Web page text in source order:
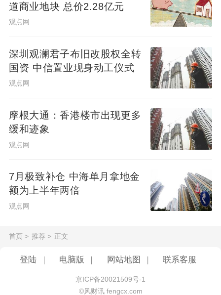
道商业地块 总价2.28亿元
观点网
深圳观澜君子布旧改股权全转
国资 中信置业现身动工仪式
观点网
摩根大通：香港楼市出现更多
缓和迹象
观点网
7月极致补仓 中海单月拿地金
额为上半年两倍
观点网
首页 > 推荐 > 正文
登陆 电脑版 网站地图 联系客服
京ICP备20021509号-1
©风财讯 fengcx.com